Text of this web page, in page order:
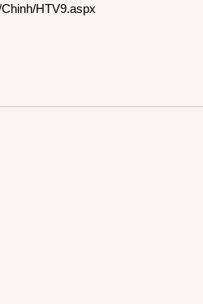
HTV9.aspx